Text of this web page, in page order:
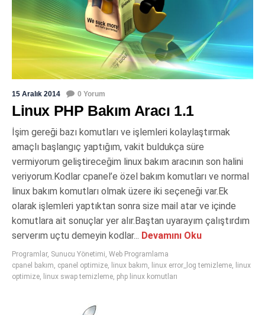
15 Aralık 2014 0 Yorum
Linux PHP Bakım Aracı 1.1
İşim gereği bazı komutları ve işlemleri kolaylaştırmak
amaçlı başlangıç yaptığım, vakit buldukça süre
vermiyorum geliştireceğim linux bakım aracının son halini
veriyorum.Kodlar cpanel’e özel bakım komutları ve normal
linux bakım komutları olmak üzere iki seçeneği var.Ek
olarak işlemleri yaptıktan sonra size mail atar ve içinde
komutlara ait sonuçlar yer alır.Baştan uyarayım çalıştırdım
serverım uçtu demeyin kodlar... Devamını Oku
Programlar, Sunucu Yönetimi, Web Programlama
cpanel bakım, cpanel optimize, linux bakım, linux error_log temizleme, linux
optimize, linux swap temizleme, php linux komutları